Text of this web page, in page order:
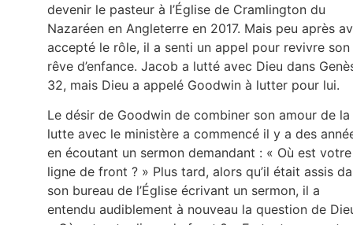
devenir le pasteur à l’Église de Cramlington du
Nazaréen en Angleterre en 2017. Mais peu après
accepté le rôle, il a senti un appel pour revivre son
rêve d’enfance. Jacob a lutté avec Dieu dans
32, mais Dieu a appelé Goodwin à lutter pour lui.
Le désir de Goodwin de combiner son amour de la
lutte avec le ministère a commencé il y a des
en écoutant un sermon demandant : « Où est votre
ligne de front ? » Plus tard, alors qu’il était assis
son bureau de l’Église écrivant un sermon, il a
entendu audiblement à nouveau la question de